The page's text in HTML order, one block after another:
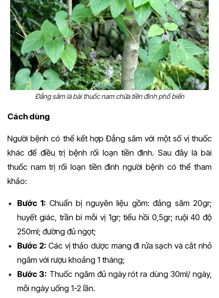
Đẳng sâm là bài thuốc nam chữa tiền đình phổ biến
Cách dùng
Người bệnh có thể kết hợp Đẳng sâm với một số vị thuốc
khác để điều trị bệnh rối loạn tiền đình. Sau đây là bài
thuốc nam trị rối loạn tiền đình người bệnh có thể tham
khảo:
Bước 1: Chuẩn bị nguyên liệu gồm: đảng sâm 20gr;
huyết giác, trần bì mỗi vị 1gr; tiểu hồi 0,5gr; ruội 40 độ
250ml; đường đủ ngọt;
Bước 2: Các vị thảo dược mang đi rửa sạch và cắt nhỏ
ngâm với rượu khoảng 1 tháng;
Bước 3: Thuốc ngâm đủ ngày rót ra dùng 30ml/ ngày,
mỗi ngày uống 1-2 lần.